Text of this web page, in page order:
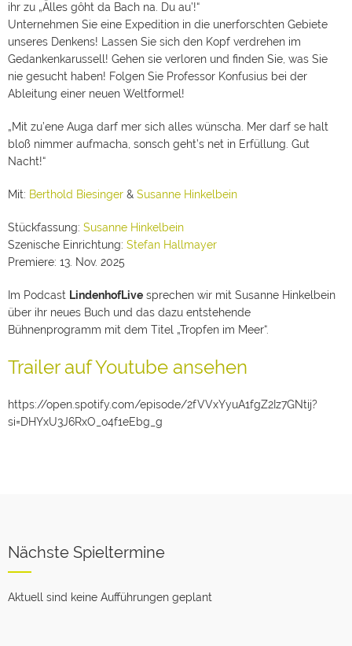
ihr zu „Älles gôht da Bach na. Du au’!“
Unternehmen Sie eine Expedition in die unerforschten Gebiete
unseres Denkens! Lassen Sie sich den Kopf verdrehen im
Gedankenkarussell! Gehen sie verloren und finden Sie, was Sie
nie gesucht haben! Folgen Sie Professor Konfusius bei der
Ableitung einer neuen Weltformel!
„Mit zu’ene Auga darf mer sich alles wünscha. Mer darf se halt
bloß nimmer aufmacha, sonsch geht’s net in Erfüllung. Gut
Nacht!“
Mit: Berthold Biesinger & Susanne Hinkelbein
Stückfassung: Susanne Hinkelbein
Szenische Einrichtung: Stefan Hallmayer
Premiere: 13. Nov. 2025
Im Podcast LindenhofLive sprechen wir mit Susanne Hinkelbein
über ihr neues Buch und das dazu entstehende
Bühnenprogramm mit dem Titel „Tropfen im Meer“.
Trailer auf Youtube ansehen
https://open.spotify.com/episode/2fVVxYyuA1fgZ2Iz7GNtij?
si=DHYxU3J6RxO_o4f1eEbg_g
Nächste Spieltermine
Aktuell sind keine Aufführungen geplant